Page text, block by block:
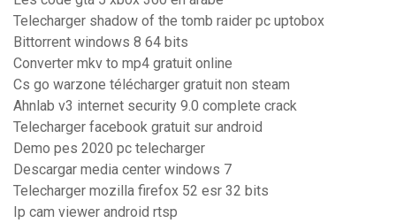
Telecharger shadow of the tomb raider pc uptobox
Bittorrent windows 8 64 bits
Converter mkv to mp4 gratuit online
Cs go warzone télécharger gratuit non steam
Ahnlab v3 internet security 9.0 complete crack
Telecharger facebook gratuit sur android
Demo pes 2020 pc telecharger
Descargar media center windows 7
Telecharger mozilla firefox 52 esr 32 bits
Ip cam viewer android rtsp